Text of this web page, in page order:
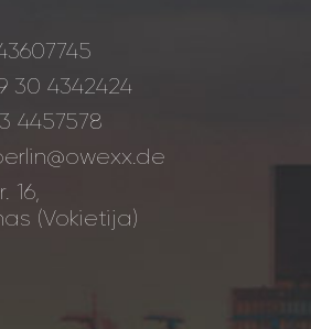
30 4342424
4457578
16,
(Vokietija)